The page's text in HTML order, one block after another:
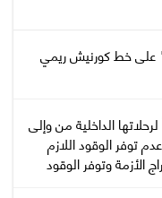
على خط كورنيش ريمي
الداخلية من وإلى
توفر الوقود اللازم
الأزمة وتوفر الوقود